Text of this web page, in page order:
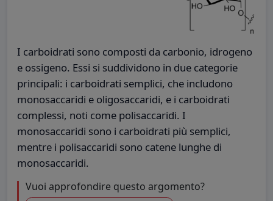
I carboidrati sono composti da carbonio, idrogeno
e ossigeno. Essi si suddividono in due categorie
principali: i carboidrati semplici, che includono
monosaccaridi e oligosaccaridi, e i carboidrati
complessi, noti come polisaccaridi. I
monosaccaridi sono i carboidrati più semplici,
mentre i polisaccaridi sono catene lunghe di
monosaccaridi.
Vuoi approfondire questo argomento?